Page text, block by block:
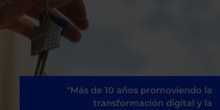
"Más de 10 años promoviendo la
transformación digital y la